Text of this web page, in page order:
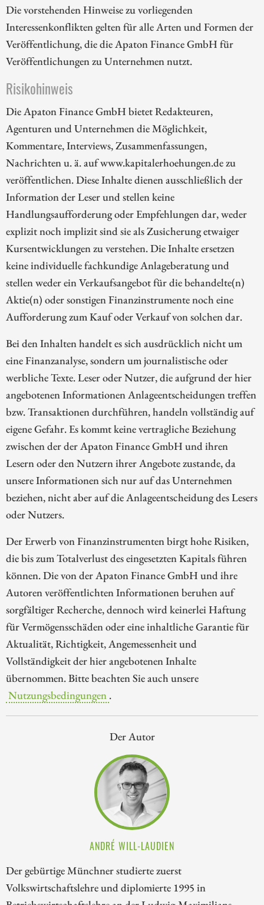
Die vorstehenden Hinweise zu vorliegenden
Interessenkonflikten gelten für alle Arten und Formen der
Veröffentlichung, die die Apaton Finance GmbH für
Veröffentlichungen zu Unternehmen nutzt.
Risikohinweis
Die Apaton Finance GmbH bietet Redakteuren,
Agenturen und Unternehmen die Möglichkeit,
Kommentare, Interviews, Zusammenfassungen,
Nachrichten u. ä. auf www.kapitalerhoehungen.de zu
veröffentlichen. Diese Inhalte dienen ausschließlich der
Information der Leser und stellen keine
Handlungsaufforderung oder Empfehlungen dar, weder
explizit noch implizit sind sie als Zusicherung etwaiger
Kursentwicklungen zu verstehen. Die Inhalte ersetzen
keine individuelle fachkundige Anlageberatung und
stellen weder ein Verkaufsangebot für die behandelte(n)
Aktie(n) oder sonstigen Finanzinstrumente noch eine
Aufforderung zum Kauf oder Verkauf von solchen dar.
Bei den Inhalten handelt es sich ausdrücklich nicht um
eine Finanzanalyse, sondern um journalistische oder
werbliche Texte. Leser oder Nutzer, die aufgrund der hier
angebotenen Informationen Anlageentscheidungen treffen
bzw. Transaktionen durchführen, handeln vollständig auf
eigene Gefahr. Es kommt keine vertragliche Beziehung
zwischen der der Apaton Finance GmbH und ihren
Lesern oder den Nutzern ihrer Angebote zustande, da
unsere Informationen sich nur auf das Unternehmen
beziehen, nicht aber auf die Anlageentscheidung des Lesers
oder Nutzers.
Der Erwerb von Finanzinstrumenten birgt hohe Risiken,
die bis zum Totalverlust des eingesetzten Kapitals führen
können. Die von der Apaton Finance GmbH und ihre
Autoren veröffentlichten Informationen beruhen auf
sorgfältiger Recherche, dennoch wird keinerlei Haftung
für Vermögensschäden oder eine inhaltliche Garantie für
Aktualität, Richtigkeit, Angemessenheit und
Vollständigkeit der hier angebotenen Inhalte
übernommen. Bitte beachten Sie auch unsere
Nutzungsbedingungen .
Der Autor
ANDRÉ WILL-LAUDIEN
Der gebürtige Münchner studierte zuerst
Volkswirtschaftslehre und diplomierte 1995 in